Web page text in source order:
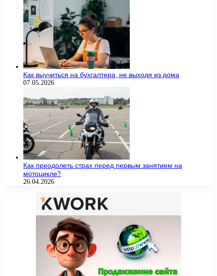
Как выучиться на бухгалтера, не выходя из дома
07.05.2026
Как преодолеть страх перед первым занятием на
мотоцикле?
26.04.2026